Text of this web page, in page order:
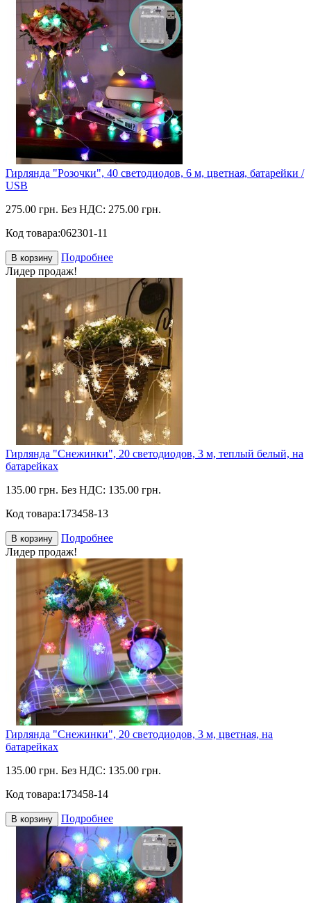
Гирлянда "Розочки", 40 светодиодов, 6 м, цветная, батарейки /
USB
275.00 грн. Без НДС: 275.00 грн.
Код товара:062301-11
В корзину
Подробнее
Лидер продаж!
Гирлянда "Снежинки", 20 светодиодов, 3 м, теплый белый, на
батарейках
135.00 грн. Без НДС: 135.00 грн.
Код товара:173458-13
В корзину
Подробнее
Лидер продаж!
Гирлянда "Снежинки", 20 светодиодов, 3 м, цветная, на
батарейках
135.00 грн. Без НДС: 135.00 грн.
Код товара:173458-14
В корзину Подробнее